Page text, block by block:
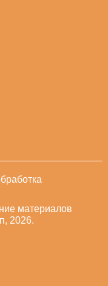
материалов
2026.